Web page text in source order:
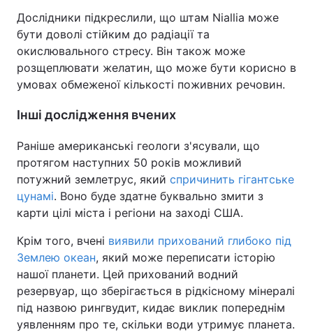
Дослідники підкреслили, що штам Niallia може
бути доволі стійким до радіації та
окислювального стресу. Він також може
розщеплювати желатин, що може бути корисно в
умовах обмеженої кількості поживних речовин.
Інші дослідження вчених
Раніше американські геологи з'ясували, що
протягом наступних 50 років можливий
потужний землетрус, який спричинить гігантське
цунамі. Воно буде здатне буквально змити з
карти цілі міста і регіони на заході США.
Крім того, вчені виявили прихований глибоко під
Землею океан, який може переписати історію
нашої планети. Цей прихований водний
резервуар, що зберігається в рідкісному мінералі
під назвою рингвудит, кидає виклик попереднім
уявленням про те, скільки води утримує планета.